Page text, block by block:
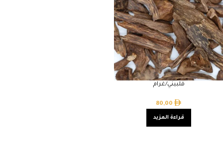
فلبيني/غرام
80,00
قراءة المزيد